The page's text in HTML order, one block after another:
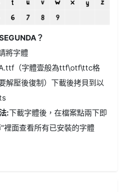
？
將字體
（字體壹般為ttf\otf\ttc格
解壓後復制）下載後拷貝到以
:下載字體後，在檔案點兩下即
裡面查看所有已安裝的字體